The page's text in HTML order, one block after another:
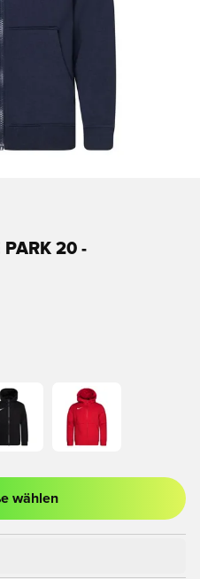
PARK 20 -
Anmelden oder Registrieren
wählen